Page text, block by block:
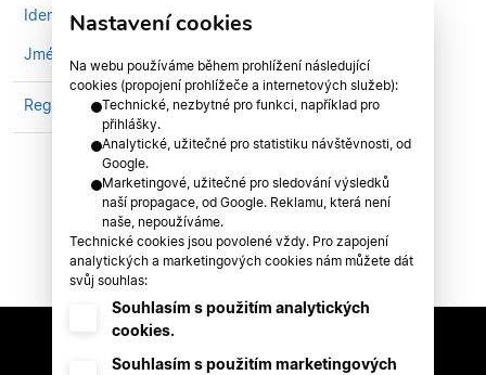
Identifikační číslo (IDT)
Jméno
Registrován v divizi Středočeská divize
Nastavení cookies
Na webu používáme během prohlížení následující
cookies (propojení prohlížeče a internetových služeb):
Technické, nezbytné pro funkci, například pro
přihlášky.
Analytické, užitečné pro statistiku návštěvnosti, od
Google.
Marketingové, užitečné pro sledování výsledků
naší propagace, od Google. Reklamu, která není
naše, nepoužíváme.
Technické cookies jsou povolené vždy. Pro zapojení
analytických a marketingových cookies nám můžete dát
svůj souhlas:
Souhlasím s použitím analytických
cookies.
Souhlasím s použitím marketingových